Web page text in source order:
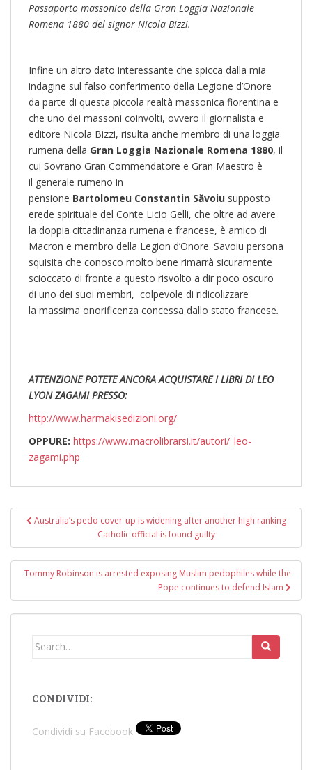
Passaporto massonico della Gran Loggia Nazionale
Romena 1880 del signor Nicola Bizzi.
Infine un altro dato interessante che spicca dalla mia
indagine sul falso conferimento della Legione d’Onore
da parte di questa piccola realtà massonica fiorentina e
che uno dei massoni coinvolti, ovvero il giornalista e
editore Nicola Bizzi, risulta anche membro di una loggia
rumena della Gran Loggia Nazionale Romena 1880, il
cui Sovrano Gran Commendatore e Gran Maestro è
il generale rumeno in
pensione Bartolomeu Constantin Săvoiu supposto
erede spirituale del Conte Licio Gelli, che oltre ad avere
la doppia cittadinanza rumena e francese, è amico di
Macron e membro della Legion d’Onore. Savoiu persona
squisita che conosco molto bene rimarrà sicuramente
scioccato di fronte a questo risvolto a dir poco oscuro
di uno dei suoi membri, colpevole di ridicolizzare
la massima onorificenza concessa dallo stato francese.
ATTENZIONE POTETE ANCORA ACQUISTARE I LIBRI DI LEO
LYON ZAGAMI PRESSO:
http://www.harmakisedizioni.org/
OPPURE: https://www.macrolibrarsi.it/autori/_leo-
zagami.php
Post
navigation
Australia’s pedo cover-up is widening after another high ranking
Catholic official is found guilty
Tommy Robinson is arrested exposing Muslim pedophiles while the
Pope continues to defend Islam
Search
CONDIVIDI:
Condividi su Facebook